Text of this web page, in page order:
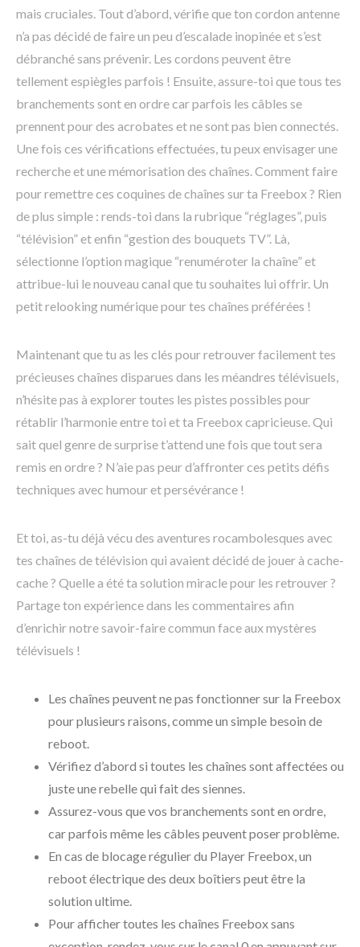
mais cruciales. Tout d’abord, vérifie que ton cordon antenne
n’a pas décidé de faire un peu d’escalade inopinée et s’est
débranché sans prévenir. Les cordons peuvent être
tellement espiègles parfois ! Ensuite, assure-toi que tous tes
branchements sont en ordre car parfois les câbles se
prennent pour des acrobates et ne sont pas bien connectés.
Une fois ces vérifications effectuées, tu peux envisager une
recherche et une mémorisation des chaînes. Comment faire
pour remettre ces coquines de chaînes sur ta Freebox ? Rien
de plus simple : rends-toi dans la rubrique “réglages”, puis
“télévision” et enfin “gestion des bouquets TV”. Là,
sélectionne l’option magique “renuméroter la chaîne” et
attribue-lui le nouveau canal que tu souhaites lui offrir. Un
petit relooking numérique pour tes chaînes préférées !
Maintenant que tu as les clés pour retrouver facilement tes
précieuses chaînes disparues dans les méandres télévisuels,
n’hésite pas à explorer toutes les pistes possibles pour
rétablir l’harmonie entre toi et ta Freebox capricieuse. Qui
sait quel genre de surprise t’attend une fois que tout sera
remis en ordre ? N’aie pas peur d’affronter ces petits défis
techniques avec humour et persévérance !
Et toi, as-tu déjà vécu des aventures rocambolesques avec
tes chaînes de télévision qui avaient décidé de jouer à cache-
cache ? Quelle a été ta solution miracle pour les retrouver ?
Partage ton expérience dans les commentaires afin
d’enrichir notre savoir-faire commun face aux mystères
télévisuels !
Les chaînes peuvent ne pas fonctionner sur la Freebox
pour plusieurs raisons, comme un simple besoin de
reboot.
Vérifiez d’abord si toutes les chaînes sont affectées ou
juste une rebelle qui fait des siennes.
Assurez-vous que vos branchements sont en ordre,
car parfois même les câbles peuvent poser problème.
En cas de blocage régulier du Player Freebox, un
reboot électrique des deux boîtiers peut être la
solution ultime.
Pour afficher toutes les chaînes Freebox sans